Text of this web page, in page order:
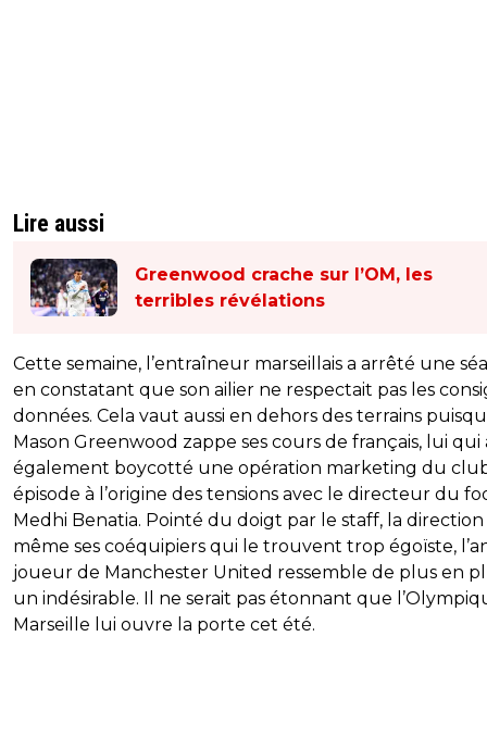
Lire aussi
Greenwood crache sur l’OM, les
terribles révélations
Cette semaine, l’entraîneur marseillais a arrêté une
en constatant que son ailier ne respectait pas les
données. Cela vaut aussi en dehors des terrains
Mason Greenwood zappe ses cours de français, lui qui
également boycotté une opération marketing du
épisode à l’origine des tensions avec le directeur du
Medhi Benatia. Pointé du doigt par le staff, la
même ses coéquipiers qui le trouvent trop égoïste,
joueur de Manchester United ressemble de plus en
un indésirable. Il ne serait pas étonnant que
Marseille lui ouvre la porte cet été.